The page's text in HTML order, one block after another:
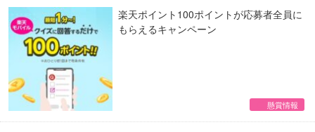
楽天ポイント100ポイントが応募者全員に
もらえるキャンペーン
懸賞情報